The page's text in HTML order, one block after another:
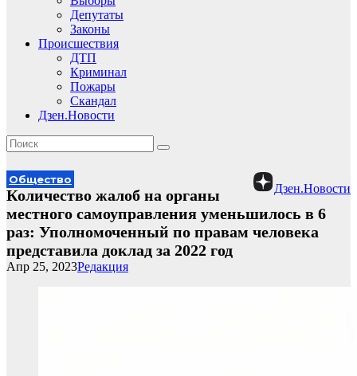
Депутаты
Законы
Происшествия
ДТП
Криминал
Пожары
Скандал
Дзен.Новости
Дзен.Новости
Общество
Количество жалоб на органы
местного самоуправления уменьшилось в 6
раз: Уполномоченный по правам человека
представила доклад за 2022 год
Редакция
Апр 25, 2023